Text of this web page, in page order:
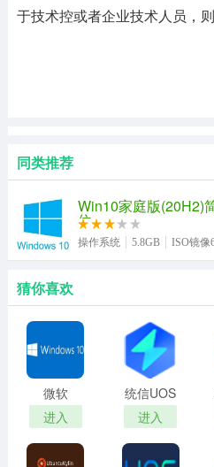
于技术控或者企业技术人员，
同类推荐
Win10家庭版(20H2)
位
操作系统 5.8GB ISO镜像
猜你喜欢
微软
Windows10
1809 64
位/32位中
进入
统信UOS
家庭版
进入